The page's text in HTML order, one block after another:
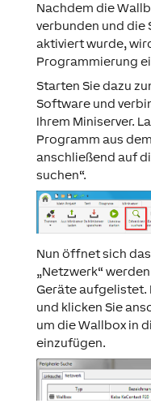
Nachdem die
verbunden und die
aktiviert wurde,
Programmierung
Starten Sie dazu
Software und
Ihrem Miniserver.
Programm aus
anschließend auf
suchen“.
Nun öffnet sich
„Netzwerk“
Geräte aufgelistet.
und klicken Sie
um die Wallbox in
einzufügen.